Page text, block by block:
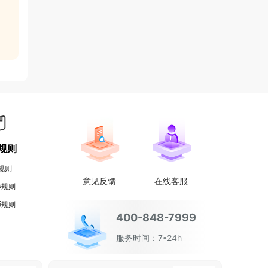
则
则
则
则
意见反馈 在线客服
400-848-7999
服务时间：7*24h